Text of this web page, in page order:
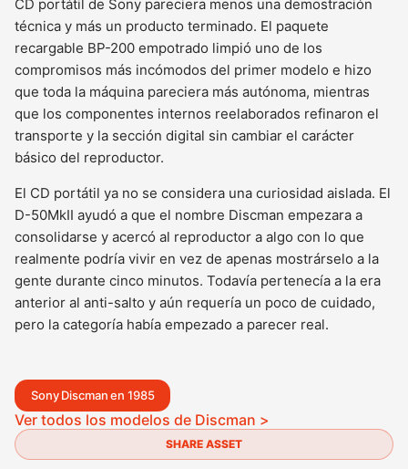
CD portátil de Sony pareciera menos una demostración
técnica y más un producto terminado. El paquete
recargable BP-200 empotrado limpió uno de los
compromisos más incómodos del primer modelo e hizo
que toda la máquina pareciera más autónoma, mientras
que los componentes internos reelaborados refinaron el
transporte y la sección digital sin cambiar el carácter
básico del reproductor.
El CD portátil ya no se considera una curiosidad aislada. El
D-50MkII ayudó a que el nombre Discman empezara a
consolidarse y acercó al reproductor a algo con lo que
realmente podría vivir en vez de apenas mostrárselo a la
gente durante cinco minutos. Todavía pertenecía a la era
anterior al anti-salto y aún requería un poco de cuidado,
pero la categoría había empezado a parecer real.
Sony Discman en 1985
Ver todos los modelos de Discman >
SHARE ASSET